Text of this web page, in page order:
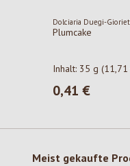
Dolciaria Duegi-
Plumcake
Inhalt: 35 g
Regulärer Preis:
0,41 €
Produktgalerie
Meist gekaufte